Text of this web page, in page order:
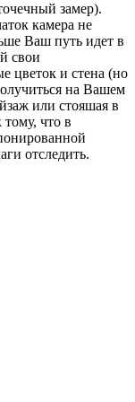
замер).
камера не
Ваш путь идет в
свои
цветок и стена (но
на Вашем
или стояшая в
что в
отследить.